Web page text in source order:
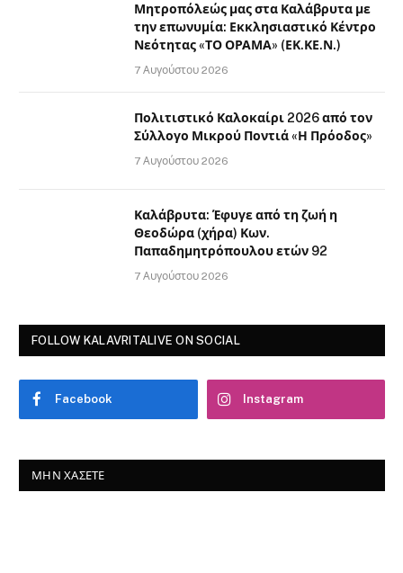
Μητροπόλεώς μας στα Καλάβρυτα με
την επωνυμία: Εκκλησιαστικό Κέντρο
Νεότητας «ΤΟ ΟΡΑΜΑ» (ΕΚ.ΚΕ.Ν.)
7 Αυγούστου 2026
Πολιτιστικό Καλοκαίρι 2026 από τον
Σύλλογο Μικρού Ποντιά «Η Πρόοδος»
7 Αυγούστου 2026
Καλάβρυτα: Έφυγε από τη ζωή η
Θεοδώρα (χήρα) Κων.
Παπαδημητρόπουλου ετών 92
7 Αυγούστου 2026
FOLLOW KALAVRITALIVE ON SOCIAL
Facebook Instagram
ΜΗΝ ΧΆΣΕΤΕ